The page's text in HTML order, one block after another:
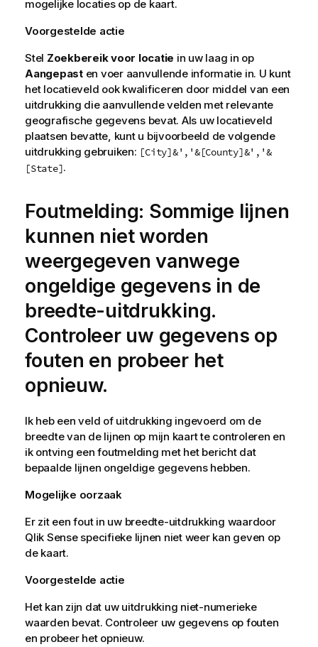
mogelijke locaties op de kaart.
Voorgestelde actie
Stel Zoekbereik voor locatie in uw laag in op
Aangepasten voer aanvullende informatie in. U kunt
het locatieveld ook kwalificeren door middel van een
uitdrukking die aanvullende velden met relevante
geografische gegevens bevat. Als uw locatieveld
plaatsen bevatte, kunt u bijvoorbeeld de volgende
uitdrukking gebruiken: [City]&','&[County]&','&
[State].
Foutmelding: Sommige lijnen
kunnen niet worden
weergegeven vanwege
ongeldige gegevens in de
breedte-uitdrukking.
Controleer uw gegevens op
fouten en probeer het
opnieuw.
Ik heb een veld of uitdrukking ingevoerd om de
breedte van de lijnen op mijn kaart te controleren en
ik ontving een foutmelding met het bericht dat
bepaalde lijnen ongeldige gegevens hebben.
Mogelijke oorzaak
Er zit een fout in uw breedte-uitdrukking waardoor
Qlik Sensespecifieke lijnen niet weer kan geven op
de kaart.
Voorgestelde actie
Het kan zijn dat uw uitdrukking niet-numerieke
waarden bevat. Controleer uw gegevens op fouten
en probeer het opnieuw.